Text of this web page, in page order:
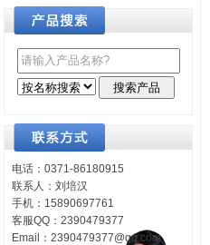
电话：0371-86180915
联系人：刘培汉
手机：15890697761
客服QQ：2390479377
Email：2390479377@qq.com